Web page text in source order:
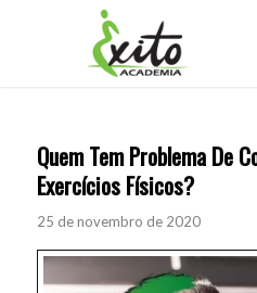
Quem Tem Problema De
Exercícios Físicos?
25 de novembro de 2020